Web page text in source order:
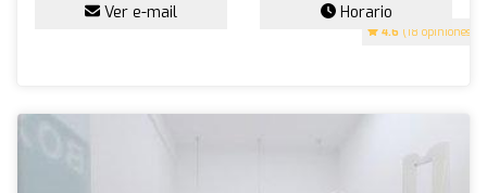
4.6 (18 opiniones)
Ver e-mail Horario